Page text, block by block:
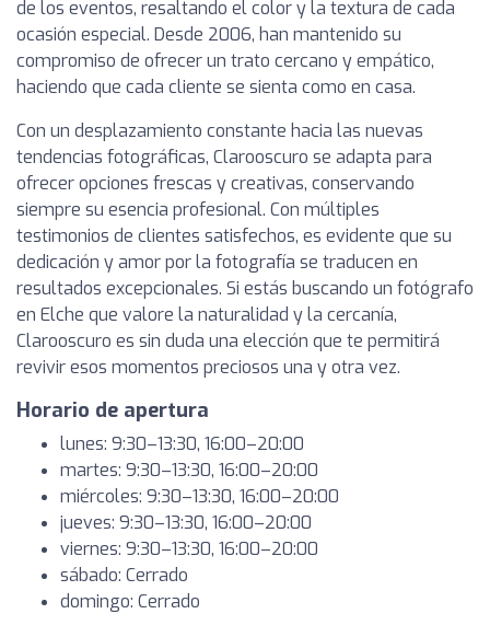
de los eventos, resaltando el color y la textura de cada
ocasión especial. Desde 2006, han mantenido su
compromiso de ofrecer un trato cercano y empático,
haciendo que cada cliente se sienta como en casa.
Con un desplazamiento constante hacia las nuevas
tendencias fotográficas, Clarooscuro se adapta para
ofrecer opciones frescas y creativas, conservando
siempre su esencia profesional. Con múltiples
testimonios de clientes satisfechos, es evidente que su
dedicación y amor por la fotografía se traducen en
resultados excepcionales. Si estás buscando un fotógrafo
en Elche que valore la naturalidad y la cercanía,
Clarooscuro es sin duda una elección que te permitirá
revivir esos momentos preciosos una y otra vez.
Horario de apertura
lunes: 9:30–13:30, 16:00–20:00
martes: 9:30–13:30, 16:00–20:00
miércoles: 9:30–13:30, 16:00–20:00
jueves: 9:30–13:30, 16:00–20:00
viernes: 9:30–13:30, 16:00–20:00
sábado: Cerrado
domingo: Cerrado